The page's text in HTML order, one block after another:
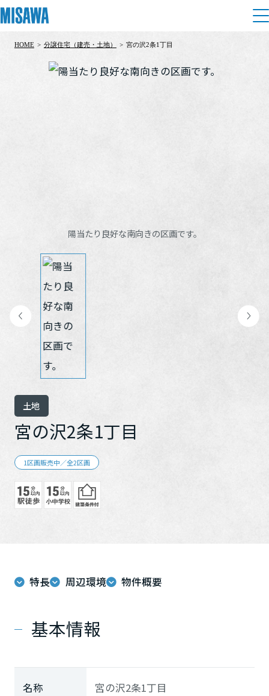
住まい
デザイナーズギャラリー
インテリア
住まいづくりガイド
分譲住宅（建売・土地）検索
中古住宅検索
スムストック検索
分譲マンション検索
売る [MISAWA RELAY]
これから住まいをご検討の方
ホームラウンジ 新築・戸建て
土地活用モデルルーム見学
土地活用実例
法人のお客さま
企業不動産活用（CRE）戦略
社宅建築
医療・介護・子育て・障がい福祉施設
これから土地活用・賃貸経営をご検討の方
土地活用の基礎から長期安定経営を目指すオーナー様まで、賃貸経
営に役立つ多彩な情報を幅広くお届けします。
リフォームの流れ
リフォームメニュー
リフォーム事例
事業用リノベーション
ホテル・旅館リフォーム
リフォーム営業所
これからリフォームをご検討の方
分譲マンション開発事業
収益不動産・投資開発事業
建築再生事業
事業用売買
事業用地・事業用建物
分譲用地
サポートメニュー
住まいるりんぐ（ロングサポート）
保証制度
アフターメンテナンス
ミサワリフォーム
ご相談窓口
ホームを結ぶコミュニケーションサイト。お得・便利・安心なコン
業・IR情報
企業・IR
ニュース
MISAWAについて
IR情報
SDGs
環境活動
採用情報
ウエルネス事業
海外事業
展示場・イベント情報
カタログ請求
住まいのご相談
HOME> 分譲住宅（建売・土地） > 宮の沢2条1丁目
土地
宮の沢2条1丁目
1区画販売中／全2区画
陽当たり良好な南向きの区画です。
特長 周辺環境 物件概要
基本情報
名称 宮の沢2条1丁目